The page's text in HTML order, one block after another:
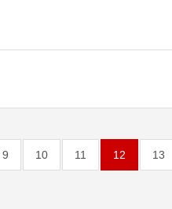
9 10 11 12 13